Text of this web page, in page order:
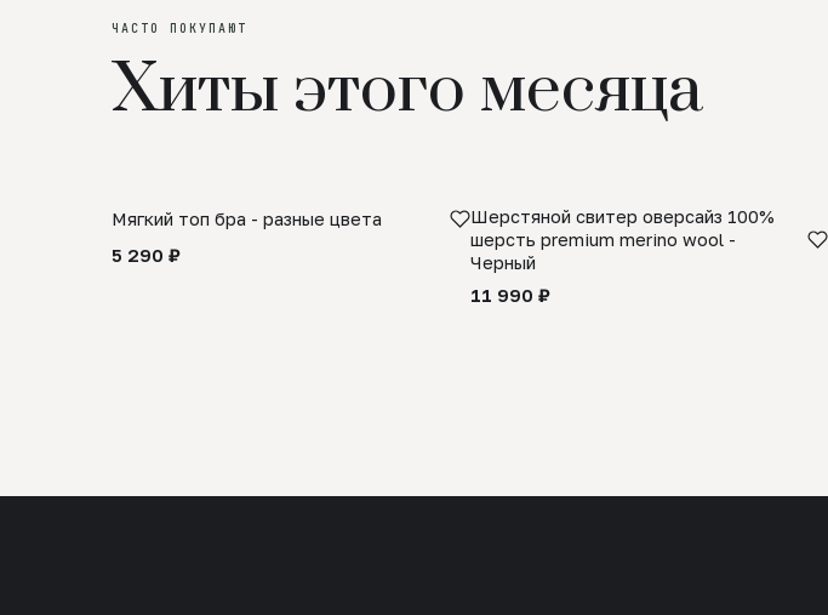
ЧАСТО ПОКУПАЮТ
Хиты этого месяца
Мягкий топ бра - разные цвета
5 290 ₽
Шерстяной свитер оверсайз 100%
шерсть premium merino wool -
Черный
11 990 ₽